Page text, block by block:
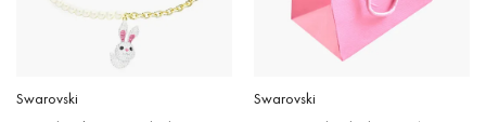
Swarovski
Swarovski